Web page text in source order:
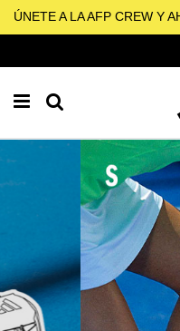
ÚNETE A LA AFP CREW Y